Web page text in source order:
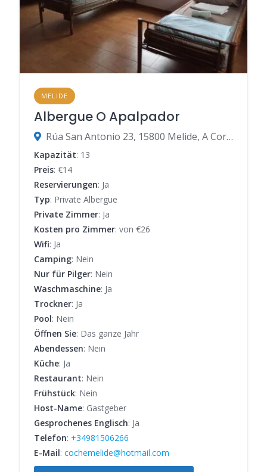
MELIDE
Albergue O Apalpador
Rúa San Antonio 23, 15800 Melide, A Coruña, Spanien
Kapazität: 13
Preis: €14
Reservierungen: Ja
Typ: Private Albergue
Private Zimmer: Ja
Kosten pro Zimmer: von €26
Wifi: Ja
Camping: Nein
Nur für Pilger: Nein
Waschmaschine: Ja
Trockner: Ja
Pool: Nein
Öffnen Sie: Das ganze Jahr
Abendessen: Nein
Küche: Ja
Restaurant: Nein
Frühstück: Nein
Host-Name: Gastgeber
Gesprochenes Englisch: Ja
Telefon: +34981506266
E-Mail: cochemelide@hotmail.com